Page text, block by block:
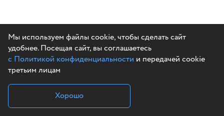
Мы используем файлы cookie, чтобы сделать сайт
удобнее. Посещая сайт, вы соглашаетесь
с Политикой конфиденциальности и передачей cookie
третьим лицам
Хорошо